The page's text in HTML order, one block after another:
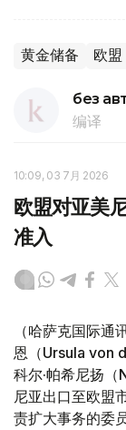
黄金储备 欧盟
без
编译
10:09, 03 7月 2026
欧盟对亚美
准入
（哈萨克国际通
恩（Ursula von
科尔·帕希尼扬
尼亚出口至欧盟
责扩大事务的委